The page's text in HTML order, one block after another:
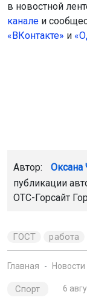
в новостной
канале и
«ВКонтакте» и
Автор:
публикации
ОТС-Горсайт
ГОСТ работа
Главная Новости
Спорт 6